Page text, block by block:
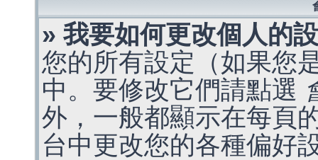
» 我要如何更改個人的
您的所有設定（如果您
中。要修改它們請點選
外，一般都顯示在每頁
台中更改您的各種偏好